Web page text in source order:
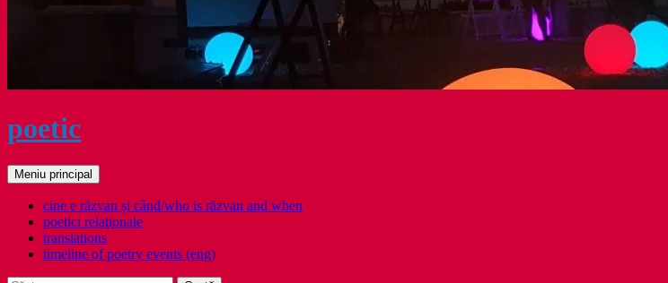
poetic
Caută
Meniu principal
cine e răzvan și când/who is răzvan and when
poetici relaţionale
translations
timeline of poetry events (eng)